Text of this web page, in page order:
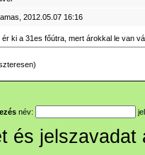
, 2012.05.07 16:16
ér ki a 31es főútra, mert árokkal le van
név:
és